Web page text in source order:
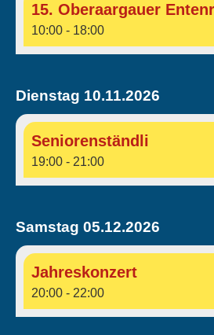
15. Oberaargauer
10:00 - 18:00
Dienstag 10.11.2026
Seniorenständli
19:00 - 21:00
Samstag 05.12.2026
Jahreskonzert
20:00 - 22:00